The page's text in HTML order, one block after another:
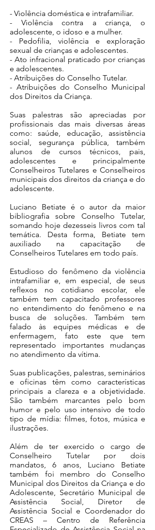
- Violência doméstica e intrafamiliar.
- Violência contra a criança, o
adolescente, o idoso e a mulher.
- Pedofilia, violência e exploração
sexual de crianças e adolescentes.
- Ato infracional praticado por crianças
e adolescentes.
- Atribuições do Conselho Tutelar.
- Atribuições do Conselho Municipal
dos Direitos da Criança.
Suas palestras são apreciadas por
profissionais das mais diversas áreas
como: saúde, educação, assistência
social, segurança pública, também
alunos de cursos técnicos, pais,
adolescentes e principalmente
Conselheiros Tutelares e Conselheiros
municipais dos direitos da criança e do
adolescente.
Luciano Betiate é o autor da maior
bibliografia sobre Conselho Tutelar,
somando hoje dezesseis livros com tal
temática. Desta forma, Betiate tem
auxiliado na capacitação de
Conselheiros Tutelares em todo país.
Estudioso do fenômeno da violência
intrafamiliar e, em especial, de seus
reflexos no cotidiano escolar, ele
também tem capacitado professores
no entendimento do fenômeno e na
busca de soluções. Também tem
falado às equipes médicas e de
enfermagem, fato este que tem
representado importantes mudanças
no atendimento da vítima.
Suas publicações, palestras, seminários
e oficinas têm como características
principais a clareza e a objetividade.
São também marcantes pelo bom
humor e pelo uso intensivo de todo
tipo de mídia: filmes, fotos, música e
ilustrações.
Além de ter exercido o cargo de
Conselheiro Tutelar por dois
mandatos, 6 anos, Luciano Betiate
também foi membro do Conselho
Municipal dos Direitos da Criança e do
Adolescente, Secretário Municipal de
Assistência Social, Diretor de
Assistência Social e Coordenador do
CREAS – Centro de Referência